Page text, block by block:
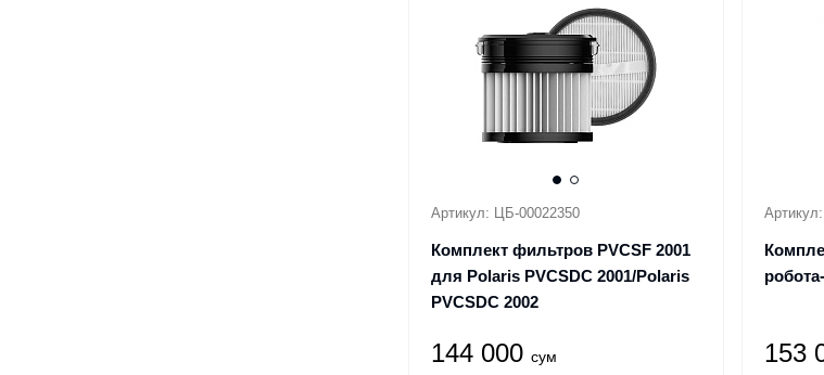
Артикул: ЦБ-00022350
Комплект фильтров PVCSF 2001
для Polaris PVCSDC 2001/Polaris
PVCSDC 2002
144 000 сум 153